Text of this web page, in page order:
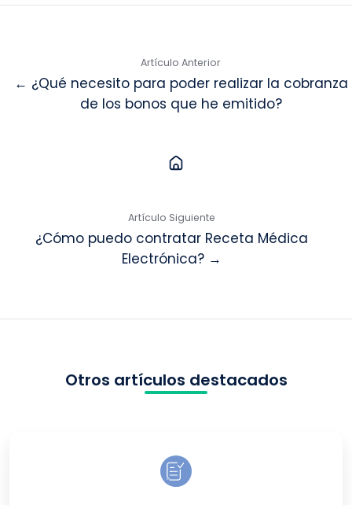
Artículo Anterior
← ¿Qué necesito para poder realizar la cobranza
de los bonos que he emitido?
Artículo Siguiente
¿Cómo puedo contratar Receta Médica
Electrónica? →
Otros artículos destacados